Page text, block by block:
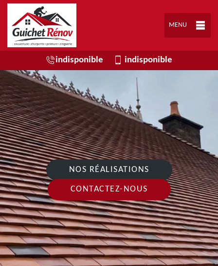
MENU
indisponible indisponible
NOS RÉALISATIONS
CONTACTEZ-NOUS